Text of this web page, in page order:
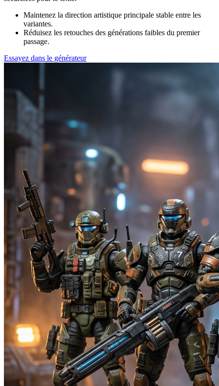
Maintenez la direction artistique principale stable entre les
variantes.
Réduisez les retouches des générations faibles du premier
passage.
Essayez dans le générateur